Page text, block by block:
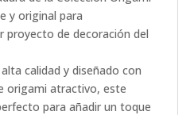
y original para
proyecto de decoración del
calidad y diseñado con
origami atractivo, este
para añadir un toque